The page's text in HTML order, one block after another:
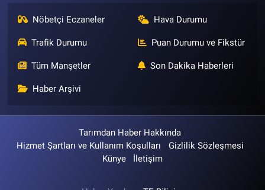
Nöbetçi Eczaneler Hava Durumu
Trafik Durumu Puan Durumu ve Fikstür
Tüm Manşetler Son Dakika Haberleri
Haber Arşivi
Tarımdan Haber Hakkında
Hizmet Şartları ve Kullanım Koşulları
Gizlilik Sözleşmesi
Künye
İletişim